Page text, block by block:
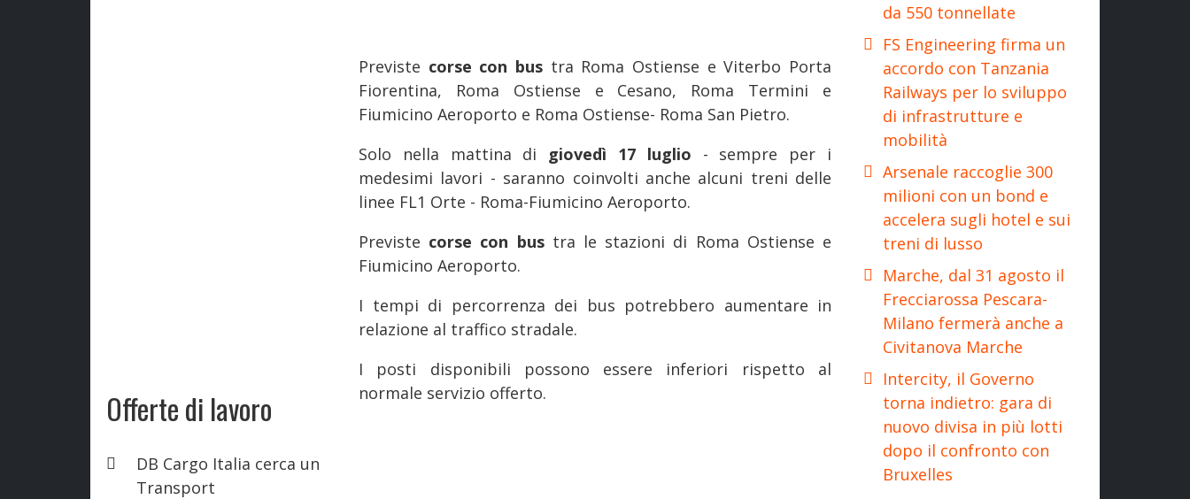
Offerte di lavoro
DB Cargo Italia cerca un
Transport
Previste corse con bus tra Roma Ostiense e Viterbo Porta
Fiorentina, Roma Ostiense e Cesano, Roma Termini e
Fiumicino Aeroporto e Roma Ostiense- Roma San Pietro.
Solo nella mattina di giovedì 17 luglio - sempre per i
medesimi lavori - saranno coinvolti anche alcuni treni delle
linee FL1 Orte - Roma-Fiumicino Aeroporto.
Previste corse con bus tra le stazioni di Roma Ostiense e
Fiumicino Aeroporto.
I tempi di percorrenza dei bus potrebbero aumentare in
relazione al traffico stradale.
I posti disponibili possono essere inferiori rispetto al
normale servizio offerto.
da 550 tonnellate
FS Engineering firma un
accordo con Tanzania
Railways per lo sviluppo
di infrastrutture e
mobilità
Arsenale raccoglie 300
milioni con un bond e
accelera sugli hotel e sui
treni di lusso
Marche, dal 31 agosto il
Frecciarossa Pescara-
Milano fermerà anche a
Civitanova Marche
Intercity, il Governo
torna indietro: gara di
nuovo divisa in più lotti
dopo il confronto con
Bruxelles